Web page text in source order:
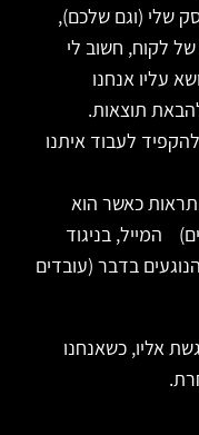
שלי (וגם שלכם),
לקוח, חשוב לי
עליו אנחנו
תוצאות.
לעבוד איתנו
כאשר הוא
המייל, בניגוד
בדבר (עובדים
אליו, כשאנחנו